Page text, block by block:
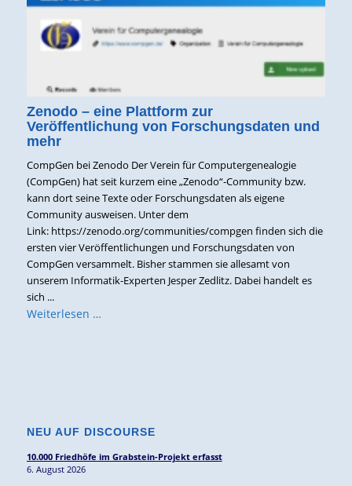
Zenodo – eine Plattform zur
Veröffentlichung von Forschungsdaten und
mehr
CompGen bei Zenodo Der Verein für Computergenealogie
(CompGen) hat seit kurzem eine „Zenodo“-Community bzw.
kann dort seine Texte oder Forschungsdaten als eigene
Community ausweisen. Unter dem
Link: https://zenodo.org/communities/compgen finden sich die
ersten vier Veröffentlichungen und Forschungsdaten von
CompGen versammelt. Bisher stammen sie allesamt von
unserem Informatik-Experten Jesper Zedlitz. Dabei handelt es
sich ...
Weiterlesen …
NEU AUF DISCOURSE
10.000 Friedhöfe im Grabstein-Projekt erfasst
6. August 2026